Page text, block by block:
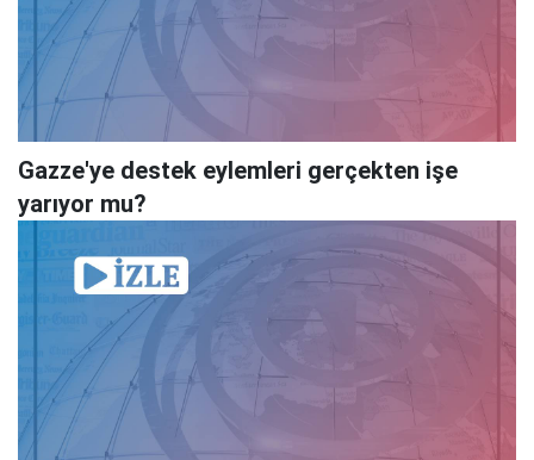
Gazze'ye destek eylemleri gerçekten işe
yarıyor mu?